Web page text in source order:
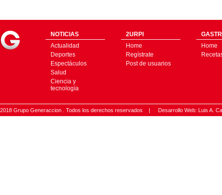
NOTICIAS
Actualidad
Deportes
Espectáculos
Salud
Ciencia y
tecnología
2URPI
Home
Regístrate
Post de usuarios
Home
2018 Grupo Generaccion . Todos los derechos reservados | Desarrollo Web: Luis